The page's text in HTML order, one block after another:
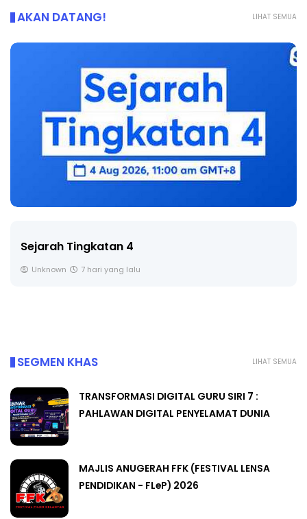
LIHAT SEMUA
AKAN DATANG!
LIVE
🔴 [LIVE] PRINSIP PERAKAUNAN, BEDAH TUNTAS
LIHAT SEMUA
SEGMEN KHAS
TRANSFORMASI DIGITAL GURU SIRI 7 :
PAHLAWAN DIGITAL PENYELAMAT DUNIA
MAJLIS ANUGERAH FFK (FESTIVAL LENSA
PENDIDIKAN - FLeP) 2026